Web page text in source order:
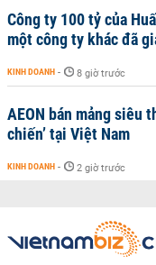
Công ty 100 tỷ của
một công ty khác đã
KINH DOANH - 8 giờ trước
AEON bán mảng siêu
chiến’ tại Việt Nam
KINH DOANH - 2 giờ trước